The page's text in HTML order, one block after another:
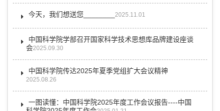
今天，我们想送您________ 2025.11.01
中国科学院学部召开国家科学技术思想库品牌建设座谈
会2025.09.30
中国科学院传达2025年夏季党组扩大会议精神
2025.08.26
一图读懂：中国科学院2025年度工作会议报告----中国